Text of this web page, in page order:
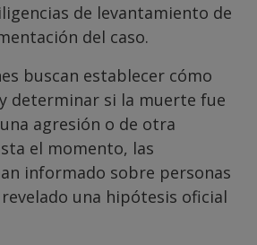
de levantamiento de
del caso.
buscan establecer cómo
determinar si la muerte fue
agresión o de otra
el momento, las
informado sobre personas
una hipótesis oficial